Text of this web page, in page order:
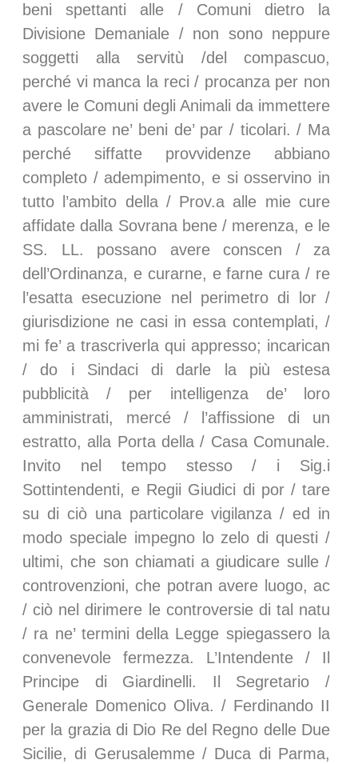
beni spettanti alle / Comuni dietro la
Divisione Demaniale / non sono neppure
soggetti alla servitù /del compascuo,
perché vi manca la reci / procanza per non
avere le Comuni degli Animali da immettere
a pascolare ne’ beni de’ par / ticolari. / Ma
perché siffatte provvidenze abbiano
completo / adempimento, e si osservino in
tutto l’ambito della / Prov.a alle mie cure
affidate dalla Sovrana bene / merenza, e le
SS. LL. possano avere conscen / za
dell’Ordinanza, e curarne, e farne cura / re
l’esatta esecuzione nel perimetro di lor /
giurisdizione ne casi in essa contemplati, /
mi fe’ a trascriverla qui appresso; incarican
/ do i Sindaci di darle la più estesa
pubblicità / per intelligenza de’ loro
amministrati, mercé / l’affissione di un
estratto, alla Porta della / Casa Comunale.
Invito nel tempo stesso / i Sig.i
Sottintendenti, e Regii Giudici di por / tare
su di ciò una particolare vigilanza / ed in
modo speciale impegno lo zelo di questi /
ultimi, che son chiamati a giudicare sulle /
controvenzioni, che potran avere luogo, ac
/ ciò nel dirimere le controversie di tal natu
/ ra ne’ termini della Legge spiegassero la
convenevole fermezza. L’Intendente / Il
Principe di Giardinelli. Il Segretario /
Generale Domenico Oliva. / Ferdinando II
per la grazia di Dio Re del Regno delle Due
Sicilie, di Gerusalemme / Duca di Parma,